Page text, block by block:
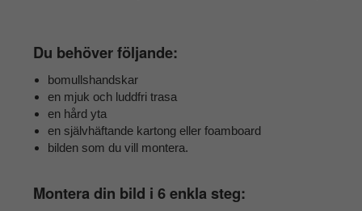
Du behöver följande:
bomullshandskar
en mjuk och luddfri trasa
en hård yta
en självhäftande kartong eller foamboard
bilden som du vill montera.
Montera din bild i 6 enkla steg: